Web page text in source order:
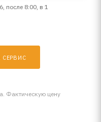
после 8:00, в 1
СЕРВИС
Фактическую цену